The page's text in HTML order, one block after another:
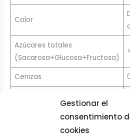
Gestionar el
consentimiento
cookies
Color
Azúcares totales
(Sacarosa+Glucosa+Fructosa)
Cenizas
Blanqueadores (hidrosulfito de